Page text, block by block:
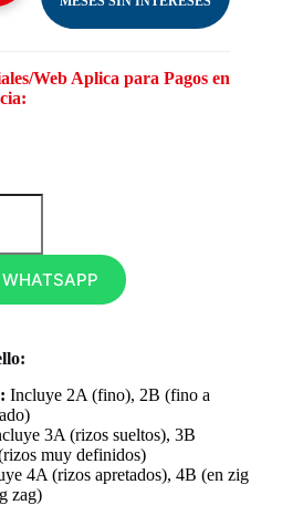
Web Aplica para Pagos en
Incluye 2A (fino), 2B (fino a
3A (rizos sueltos), 3B
muy definidos)
4A (rizos apretados), 4B (en zig
zag)